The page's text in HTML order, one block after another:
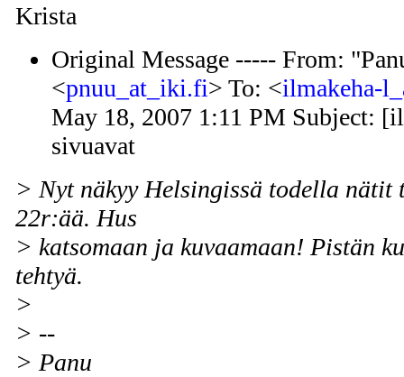
Krista
Original Message ----- From:
<pnuu_at_iki.fi> To: <ilmakeha-
May 18, 2007 1:11 PM Subject:
sivuavat
> Nyt näkyy Helsingissä todella nätit
22r:ää. Hus
> katsomaan ja kuvaamaan! Pistän
tehtyä.
>
> --
> Panu